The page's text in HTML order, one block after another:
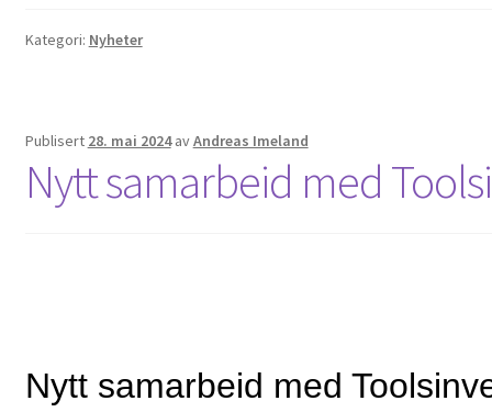
Kategori: Nyheter
Publisert 28. mai 2024 avAndreas Imeland
Nytt samarbeid med
Nytt samarbeid med